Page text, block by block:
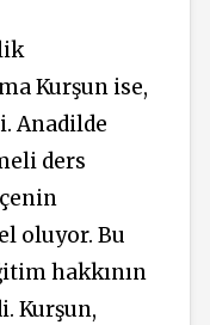
Kurşun ise,
Anadilde
ders
oluyor. Bu
hakkının
Kurşun,